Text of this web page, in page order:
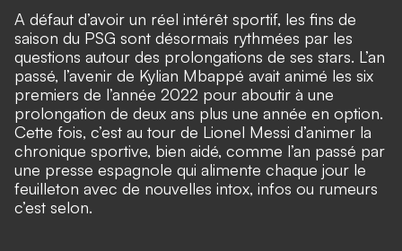
A défaut d’avoir un réel intérêt sportif, les fins de
saison du PSG sont désormais rythmées par les
questions autour des prolongations de ses stars. L’an
passé, l’avenir de Kylian Mbappé avait animé les six
premiers de l’année 2022 pour aboutir à une
prolongation de deux ans plus une année en option.
Cette fois, c’est au tour de Lionel Messi d’animer la
chronique sportive, bien aidé, comme l’an passé par
une presse espagnole qui alimente chaque jour le
feuilleton avec de nouvelles intox, infos ou rumeurs
c’est selon.